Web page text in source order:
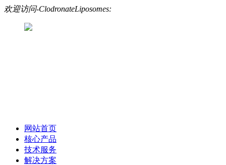
欢迎访问-ClodronateLiposomes:
网站首页
核心产品
技术服务
解决方案